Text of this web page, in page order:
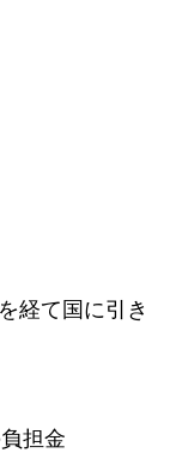
経て国に引き
担金